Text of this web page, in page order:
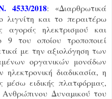
4533/2018: «Διαρθρωτικά
και το περαιτέρω
αγοράς ηλεκτρισμού και
9 του οποίου τροποποιεί
με την αξιολόγηση των
οργανικών μονάδων
ηλεκτρονική διαδικασία, η
µέσω ειδικής πλατφόρμας,
Δυναµικού του